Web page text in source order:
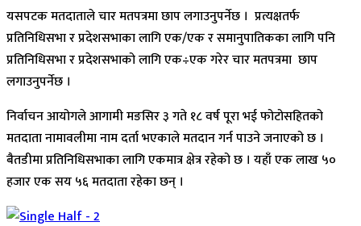
यसपटक मतदाताले चार मतपत्रमा छाप लगाउनुपर्नेछ । प्रत्यक्षतर्फ
प्रतिनिधिसभा र प्रदेशसभाका लागि एक/एक र समानुपातिकका लागि पनि
प्रतिनिधिसभा र प्रदेशसभाको लागि एक÷एक गरेर चार मतपत्रमा छाप
लगाउनुपर्नेछ ।
निर्वाचन आयोगले आगामी मङसिर ३ गते १८ वर्ष पूरा भई फोटोसहितको
मतदाता नामावलीमा नाम दर्ता भएकाले मतदान गर्न पाउने जनाएको छ ।
बैतडीमा प्रतिनिधिसभाका लागि एकमात्र क्षेत्र रहेको छ । यहाँ एक लाख ५०
हजार एक सय ५६ मतदाता रहेका छन् ।